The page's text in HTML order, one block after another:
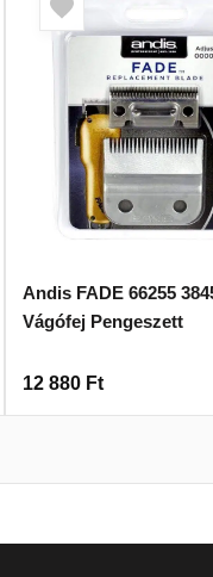
Andis FADE 66255
Vágófej Pengeszett
12 880 Ft